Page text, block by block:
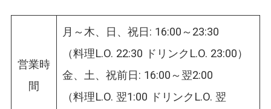
営業時
間
月～木、日、祝日: 16:00～23:30
（料理L.O. 22:30 ドリンクL.O. 23:00）
金、土、祝前日: 16:00～翌2:00
（料理L.O. 翌1:00 ドリンクL.O. 翌